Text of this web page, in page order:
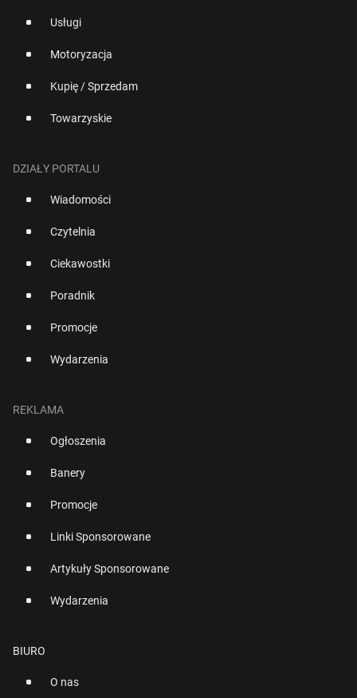
Usługi
Motoryzacja
Kupię / Sprzedam
Towarzyskie
DZIAŁY PORTALU
Wiadomości
Czytelnia
Ciekawostki
Poradnik
Promocje
Wydarzenia
REKLAMA
Ogłoszenia
Banery
Promocje
Linki Sponsorowane
Artykuły Sponsorowane
Wydarzenia
BIURO
O nas